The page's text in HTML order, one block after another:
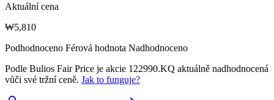
Aktuální cena
₩5,810
Podhodnoceno Férová hodnota Nadhodnoceno
Podle Bulios Fair Price je akcie 122990.KQ aktuálně nadhodnocená
vůči své tržní ceně. Jak to funguje?